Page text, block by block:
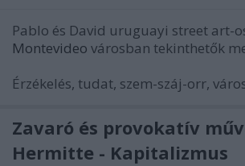
Pablo és David uruguayi street art-
Montevideo városban tekinthetők
Érzékelés, tudat, szem-száj-orr,
Zavaró és provokatív
Hermitte - Kapitalizmus